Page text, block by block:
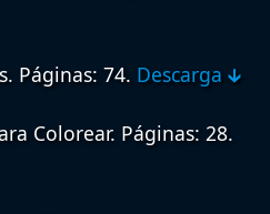
Páginas: 74. Descarga 🡳
Colorear. Páginas: 28.